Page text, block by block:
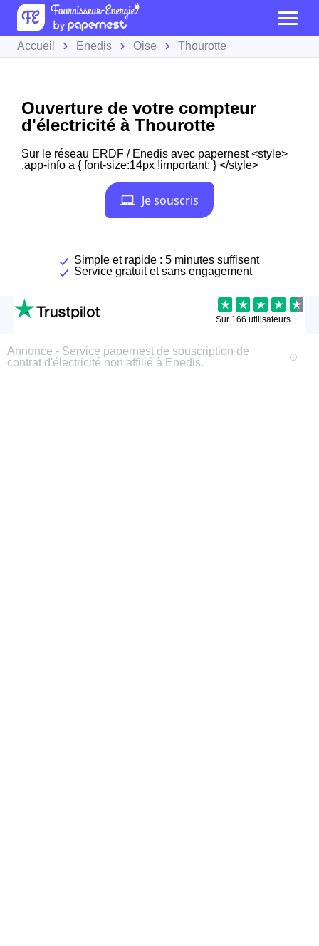
Accueil Enedis Oise Thourotte